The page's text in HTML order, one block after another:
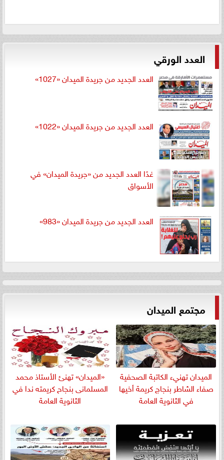
العدد الورقي
العدد الجديد من جريدة الميدان «1027»
العدد الجديد من جريدة الميدان «1022»
غدًا العدد الجديد من «جريدة الميدان» في
الأسواق
العدد الجديد من جريدة الميدان «983»
مجتمع الميدان
الميدان تهنيء الكاتبة الصحفية
صفاء الشاطر بنجاج كريمة أخيها
في الثانوية العامة
«الميدان» تهنئ الأستاذ محمد
المسلمانى بنجاح كريمته ندا في
الثانوية العامة